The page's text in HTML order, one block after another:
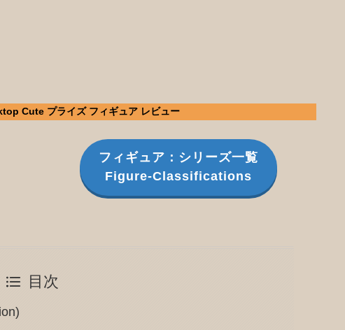
Cute プライズ フィギュア レビュー
フィギュア：シリーズ一覧
Figure-Classifications
目次